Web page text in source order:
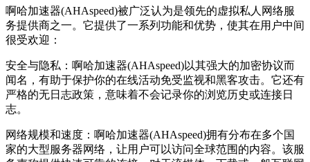
啊哈加速器(AHAspeed)被广泛认为是领先的虚拟私人网络服
务提供商之一。它提供了一系列功能和优势，使其在用户中间
很受欢迎：
安全与隐私：啊哈加速器(AHAspeed)以其强大的加密协议而
闻名，有助于保护你的在线活动免受监视和黑客攻击。它还有
严格的无日志政策，意味着不会记录你的浏览历史或连接日
志。
网络规模和速度：啊哈加速器(AHAspeed)拥有分布在多个国
家的大型服务器网络，让用户可以访问全球范围的内容。该服